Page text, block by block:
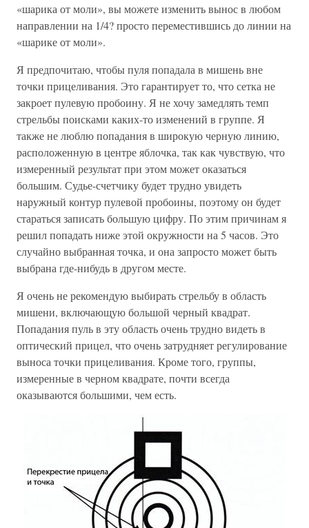
«шарика от моли», вы можете изменить вынос в любом
направлении на 1/4? просто переместившись до линии на
«шарике от моли».
Я предпочитаю, чтобы пуля попадала в мишень вне
точки прицеливания. Это гарантирует то, что сетка не
закроет пулевую пробоину. Я не хочу замедлять темп
стрельбы поисками каких-то изменений в группе. Я
также не люблю попадания в широкую черную линию,
расположенную в центре яблочка, так как чувствую, что
измеренный результат при этом может оказаться
большим. Судье-счетчику будет трудно увидеть
наружный контур пулевой пробоины, поэтому он будет
стараться записать большую цифру. По этим причинам я
решил попадать ниже этой окружности на 5 часов. Это
случайно выбранная точка, и она запросто может быть
выбрана где-нибудь в другом месте.
Я очень не рекомендую выбирать стрельбу в область
мишени, включающую большой черный квадрат.
Попадания пуль в эту область очень трудно видеть в
оптический прицел, что очень затрудняет регулирование
выноса точки прицеливания. Кроме того, группы,
измеренные в черном квадрате, почти всегда
оказываются большими, чем есть.